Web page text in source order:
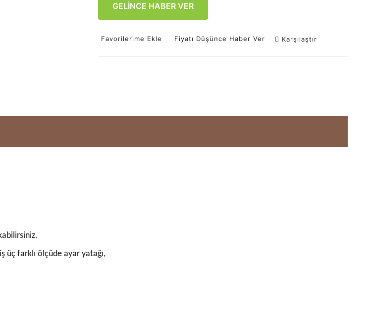
GELİNCE HABER VER
Favorilerime Ekle Fiyatı Düşünce Haber Ver Karşılaştır
üç farklı ölçüde ayar yatağı,